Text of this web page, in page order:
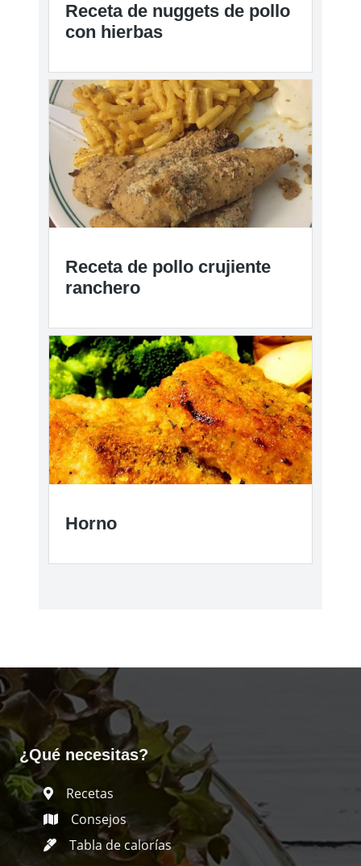
Receta de nuggets de pollo
con hierbas
Receta de pollo crujiente
ranchero
Horno
¿Qué necesitas?
Recetas
Consejos
Tabla de calorías